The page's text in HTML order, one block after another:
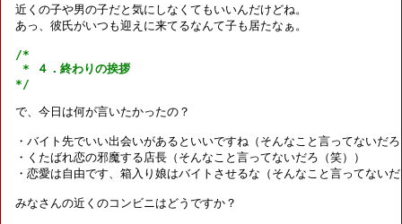
近くの子や男の子だと気にしなくてもいいんだけどね。
あっ、彼氏がいつも迎えに来てるなんて子も居たなぁ。
/*
* ４．終わりの挨拶
*/
で、今日は何が言いたかったの？
・バイト先でいい出会いがあるといいですね（そんなこと言ってないだ
・くたばれ恋の邪魔する店長（そんなこと言ってないだろ（笑））
・恋愛は自由です、箱入り娘はバイトさせるな（そんなこと言ってない
みなさんの近くのコンビニはどうですか？